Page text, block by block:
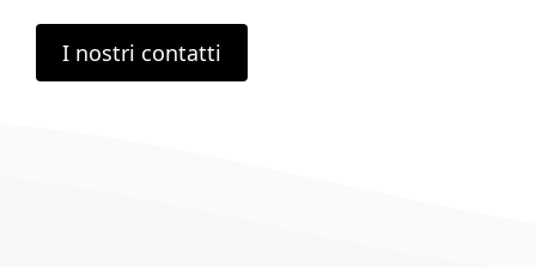
I nostri contatti